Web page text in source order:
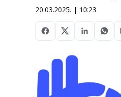
20.03.2025. | 10:23